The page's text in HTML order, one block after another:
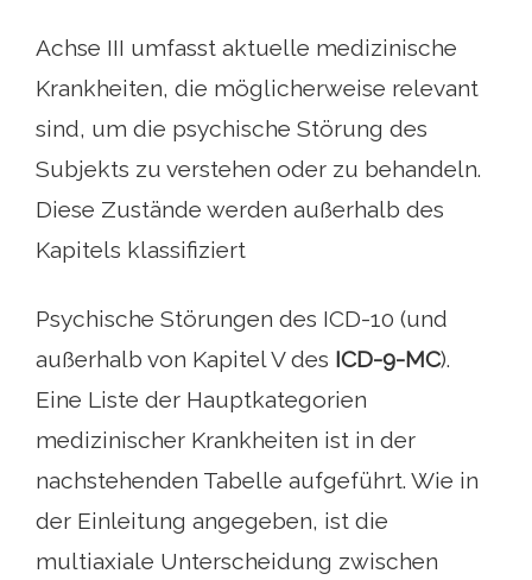
Achse III umfasst aktuelle medizinische
Krankheiten, die möglicherweise relevant
sind, um die psychische Störung des
Subjekts zu verstehen oder zu behandeln.
Diese Zustände werden außerhalb des
Kapitels klassifiziert
Psychische Störungen des ICD-10 (und
außerhalb von Kapitel V des ICD-9-MC).
Eine Liste der Hauptkategorien
medizinischer Krankheiten ist in der
nachstehenden Tabelle aufgeführt. Wie in
der Einleitung angegeben, ist die
multiaxiale Unterscheidung zwischen